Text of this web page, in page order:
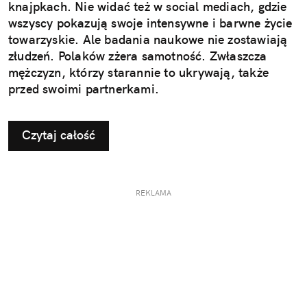
knajpkach. Nie widać też w social mediach, gdzie
wszyscy pokazują swoje intensywne i barwne życie
towarzyskie. Ale badania naukowe nie zostawiają
złudzeń. Polaków zżera samotność. Zwłaszcza
mężczyzn, którzy starannie to ukrywają, także
przed swoimi partnerkami.
Czytaj całość
REKLAMA